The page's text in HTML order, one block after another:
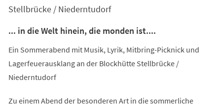
Stellbrücke / Niederntudorf
... in die Welt hinein, die monden ist....
Ein Sommerabend mit Musik, Lyrik, Mitbring-Picknick und
Lagerfeuerausklang an der Blockhütte Stellbrücke /
Niederntudorf
Zu einem Abend der besonderen Art in die sommerliche